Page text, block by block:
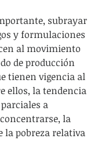
subrayar
y formulaciones
al movimiento
de producción
tienen vigencia al
ellos, la tendencia
a
la
la pobreza relativa